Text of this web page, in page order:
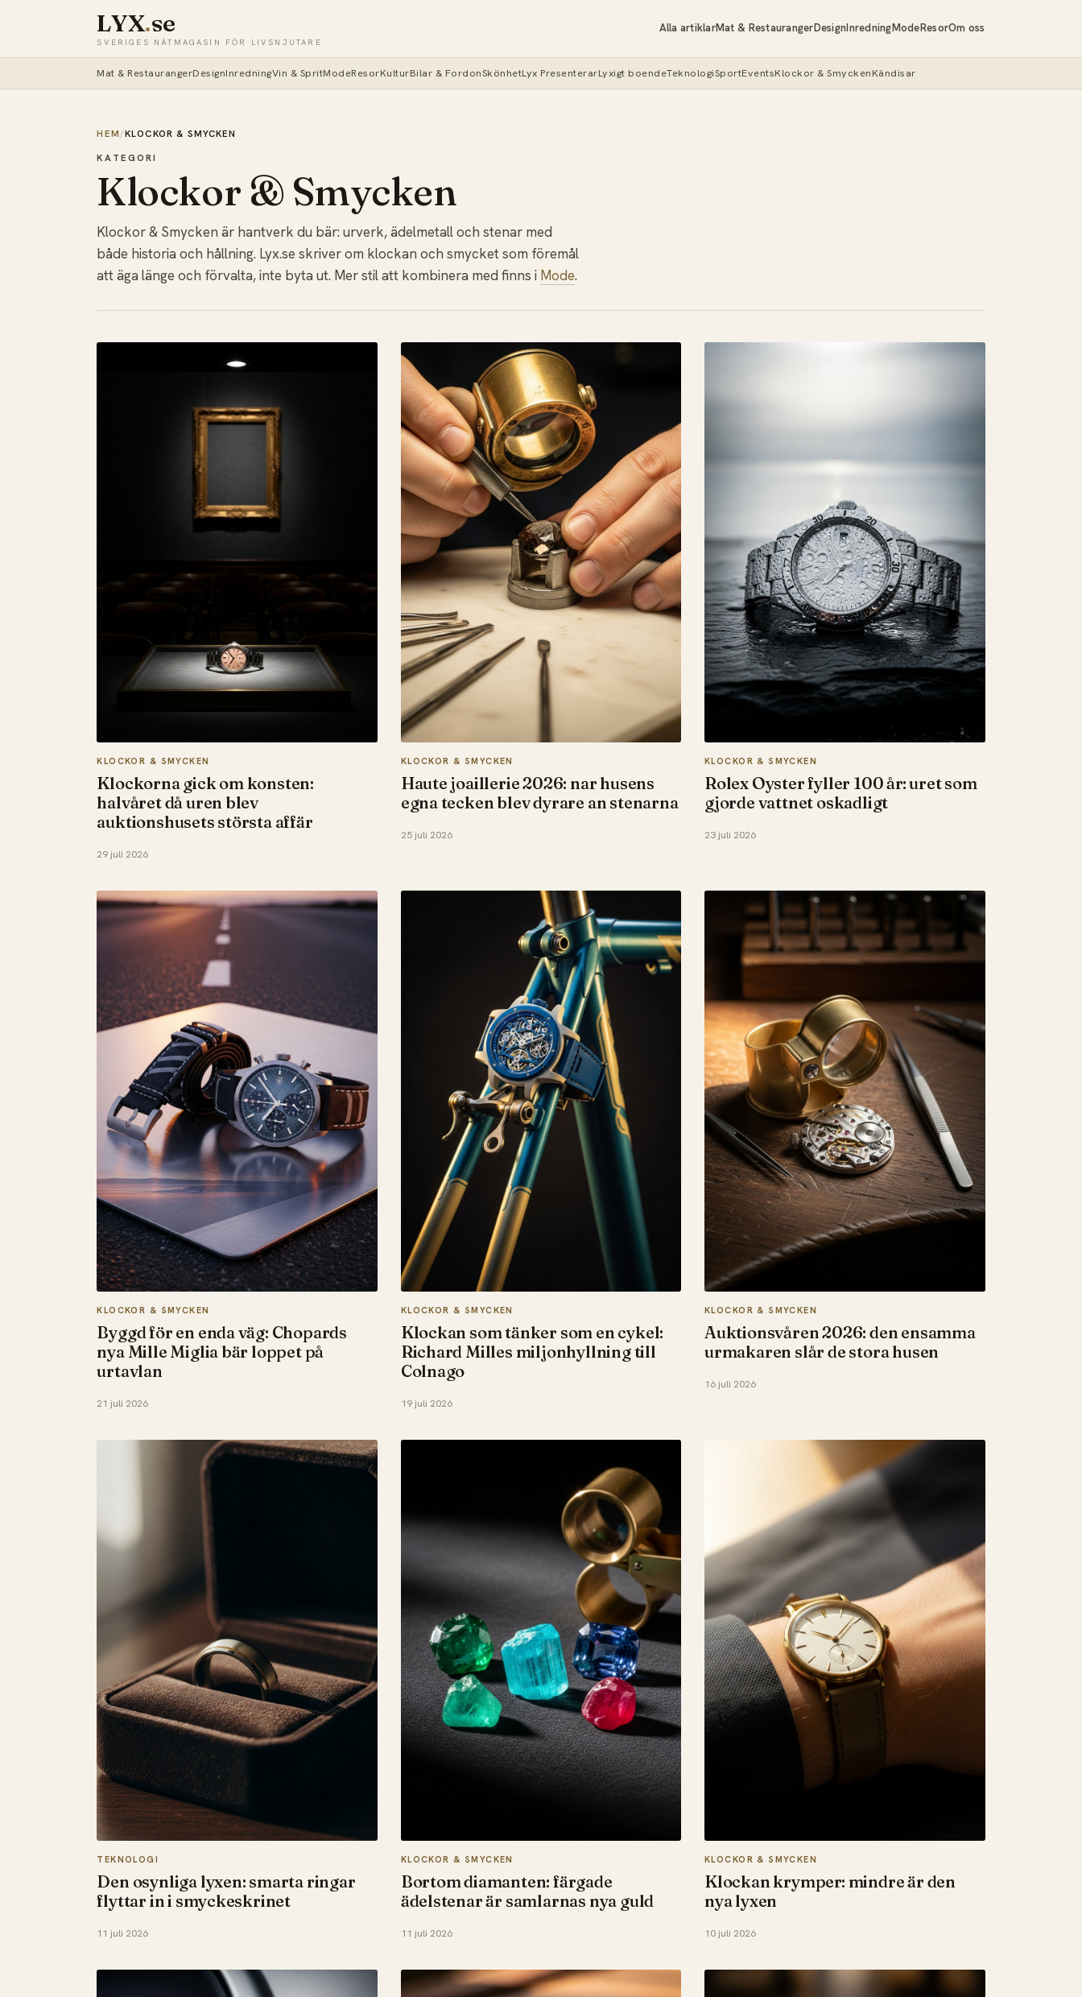
LYX.se
SVERIGES NÄTMAGASIN FÖR LIVSNJUTARE
Alla artiklarMat & RestaurangerDesignInredningModeResorOm oss
Mat & RestaurangerDesignInredningVin & SpritModeResorKulturBilar & FordonSkönhetLyx PresenterarLyxigt boendeTeknologiSportEventsKlockor & SmyckenKändisar
HEM /KLOCKOR & SMYCKEN
KATEGORI
Klockor & Smycken
Klockor & Smycken är hantverk du bär: urverk, ädelmetall och stenar med
både historia och hållning. Lyx.se skriver om klockan och smycket som föremål
att äga länge och förvalta, inte byta ut. Mer stil att kombinera med finns i Mode.
KLOCKOR & SMYCKEN
Klockorna gick om konsten:
halvåret då uren blev
auktionshusets största affär
29 juli 2026
KLOCKOR & SMYCKEN
Haute joaillerie 2026: nar husens
egna tecken blev dyrare an stenarna
25 juli 2026
KLOCKOR & SMYCKEN
Rolex Oyster fyller 100 år: uret som
gjorde vattnet oskadligt
23 juli 2026
KLOCKOR & SMYCKEN
Byggd för en enda väg: Chopards
nya Mille Miglia bär loppet på
urtavlan
21 juli 2026
KLOCKOR & SMYCKEN
Klockan som tänker som en cykel:
Richard Milles miljonhyllning till
Colnago
19 juli 2026
KLOCKOR & SMYCKEN
Auktionsvåren 2026: den ensamma
urmakaren slår de stora husen
16 juli 2026
TEKNOLOGI
Den osynliga lyxen: smarta ringar
flyttar in i smyckeskrinet
11 juli 2026
KLOCKOR & SMYCKEN
Bortom diamanten: färgade
ädelstenar är samlarnas nya guld
11 juli 2026
KLOCKOR & SMYCKEN
Klockan krymper: mindre är den
nya lyxen
10 juli 2026